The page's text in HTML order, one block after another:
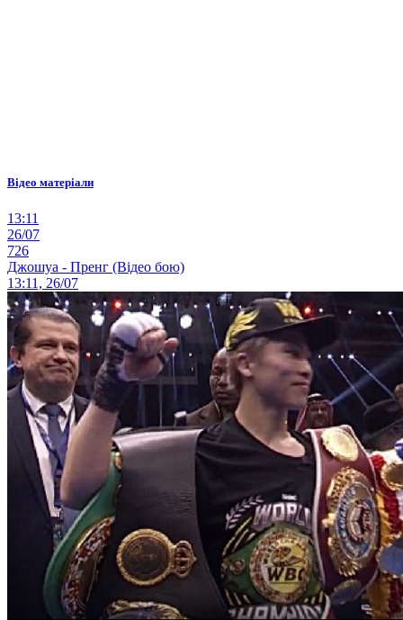
Відео матеріали
13:11
26/07
726
Джошуа - Пренг (Відео бою)
13:11, 26/07